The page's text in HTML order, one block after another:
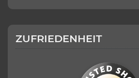
ZUFRIEDENHEIT